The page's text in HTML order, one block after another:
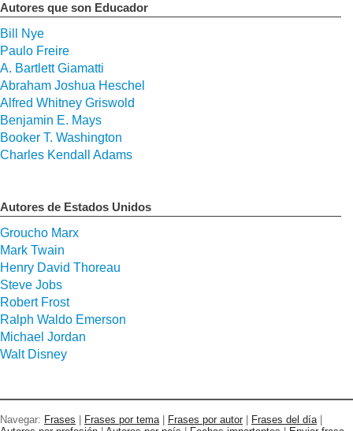
Autores que son Educador
Bill Nye
Paulo Freire
A. Bartlett Giamatti
Abraham Joshua Heschel
Alfred Whitney Griswold
Benjamin E. Mays
Booker T. Washington
Charles Kendall Adams
Autores de Estados Unidos
Groucho Marx
Mark Twain
Henry David Thoreau
Steve Jobs
Robert Frost
Ralph Waldo Emerson
Michael Jordan
Walt Disney
Navegar: Frases Frases por tema| Frases por autor Frases del día|